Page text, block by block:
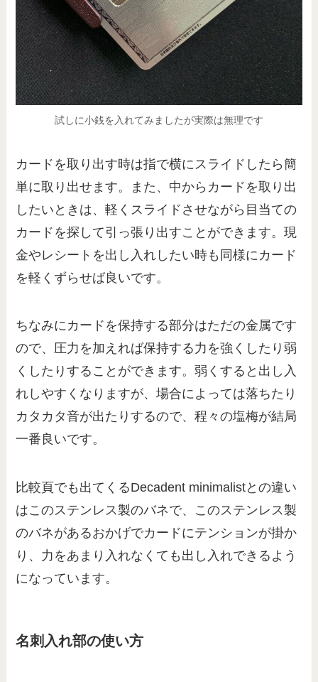
試しに小銭を入れてみましたが実際は無理です
カードを取り出す時は指で横にスライドしたら簡
単に取り出せます。また、中からカードを取り出
したいときは、軽くスライドさせながら目当ての
カードを探して引っ張り出すことができます。現
金やレシートを出し入れしたい時も同様にカード
を軽くずらせば良いです。
ちなみにカードを保持する部分はただの金属です
ので、圧力を加えれば保持する力を強くしたり弱
くしたりすることができます。弱くすると出し入
れしやすくなりますが、場合によっては落ちたり
カタカタ音が出たりするので、程々の塩梅が結局
一番良いです。
比較頁でも出てくるDecadent minimalistとの違い
はこのステンレス製のバネで、このステンレス製
のバネがあるおかげでカードにテンションが掛か
り、力をあまり入れなくても出し入れできるよう
になっています。
名刺入れ部の使い方